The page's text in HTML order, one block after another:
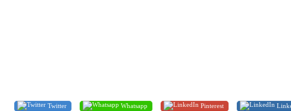
Twitter Whatsapp Pinterest